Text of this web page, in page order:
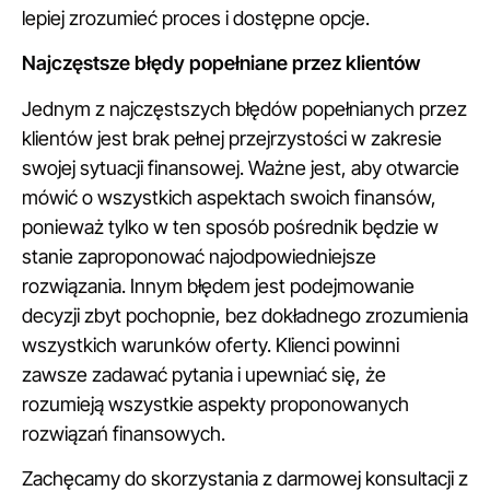
lepiej zrozumieć proces i dostępne opcje.
Najczęstsze błędy popełniane przez klientów
Jednym z najczęstszych błędów popełnianych przez
klientów jest brak pełnej przejrzystości w zakresie
swojej sytuacji finansowej. Ważne jest, aby otwarcie
mówić o wszystkich aspektach swoich finansów,
ponieważ tylko w ten sposób pośrednik będzie w
stanie zaproponować najodpowiedniejsze
rozwiązania. Innym błędem jest podejmowanie
decyzji zbyt pochopnie, bez dokładnego zrozumienia
wszystkich warunków oferty. Klienci powinni
zawsze zadawać pytania i upewniać się, że
rozumieją wszystkie aspekty proponowanych
rozwiązań finansowych.
Zachęcamy do skorzystania z darmowej konsultacji z